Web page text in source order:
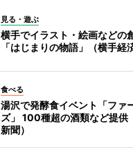
見る・遊ぶ
横手でイラスト・絵画などの
「はじまりの物語」（横手経
食べる
湯沢で発酵食イベント「ファ
ズ」 100種超の酒類など提供
新聞）